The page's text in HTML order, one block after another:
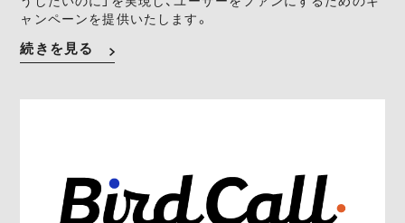
ャンペーンを提供いたします。
続きを見る